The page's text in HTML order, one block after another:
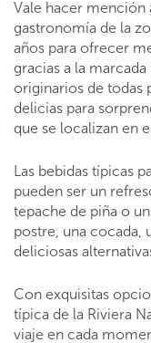
Vale hacer mención
gastronomía de la
años para ofrecer
gracias a la
originarios de todas
delicias para
que se localizan en
Las bebidas típicas
pueden ser un
tepache de piña o
postre, una cocada,
deliciosas
Con exquisitas
típica de la Riviera
viaje en cada